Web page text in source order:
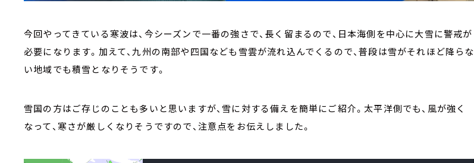
今回やってきている寒波は、今シーズンで一番の強さで、長く留まるので、日本海側を中心に大雪に警戒が
必要になります。加えて、九州の南部や四国なども雪雲が流れ込んでくるので、普段は雪がそれほど降らな
い地域でも積雪となりそうです。
雪国の方はご存じのことも多いと思いますが、雪に対する備えを簡単にご紹介。太平洋側でも、風が強く
なって、寒さが厳しくなりそうですので、注意点をお伝えしました。